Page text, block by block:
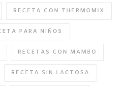
RECETA CON THERMOMIX
PARA NIÑOS
RECETAS CON MAMBO
RECETA SIN LACTOSA